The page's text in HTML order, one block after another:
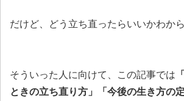
だけど、どう立ち直ったらいいかわか
そういった人に向けて、この記事では
ときの立ち直り方」「今後の生き方の定